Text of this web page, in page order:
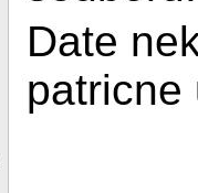
Date
patricne